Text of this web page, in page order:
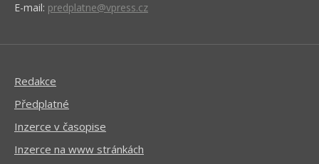
E-mail: predplatne@vpress.cz
Redakce
Předplatné
Inzerce v časopise
Inzerce na www stránkách